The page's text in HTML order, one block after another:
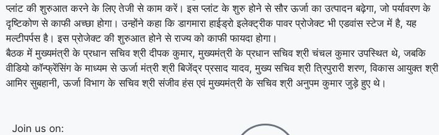
प्लांट की शुरुआत करने के लिए तेजी से काम करें। इस प्लांट के शुरु होने से सौर ऊर्जा का उत्पादन बढ़ेगा, जो पर्यावरण के
दृष्टिकोण से काफी अच्छा होगा। उन्होंने कहा कि डागमारा हाईड्रो इलेक्ट्रीक पावर प्रोजेक्ट भी एडवांस स्टेज में है, यह
मल्टीपर्पस है। इस प्रोजेक्ट की शुरुआत होने से राज्य को काफी फायदा होगा।
बैठक में मुख्यमंत्री के प्रधान सचिव श्री दीपक कुमार, मुख्यमंत्री के प्रधान सचिव श्री चंचल कुमार उपस्थित थे, जबकि
वीडियो कॉन्फ्रेंसिंग के माध्यम से ऊर्जा मंत्री श्री बिजेंद्र प्रसाद यादव, मुख्य सचिव श्री त्रिपुरारी शरण, विकास आयुक्त श्री
आमिर सुबहानी, ऊर्जा विभाग के सचिव श्री संजीव हंस एवं मुख्यमंत्री के सचिव श्री अनुपम कुमार जुड़े हुए थे।
Join us on: